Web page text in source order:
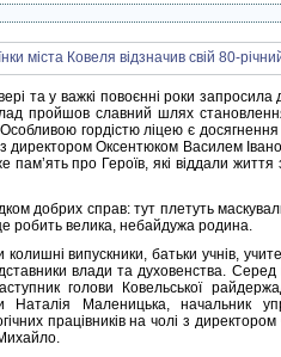
та у важкі повоєнні роки запросила
пройшов славний шлях
гордістю ліцею є
з директором Оксентюком Василем
про Героїв, які віддали життя
добрих справ: тут плетуть
робить велика, небайдужа родина.
випускники, батьки учнів,
влади та духовенства.
голови Ковельської
Наталія Маленицька, начальник
працівників на чолі з